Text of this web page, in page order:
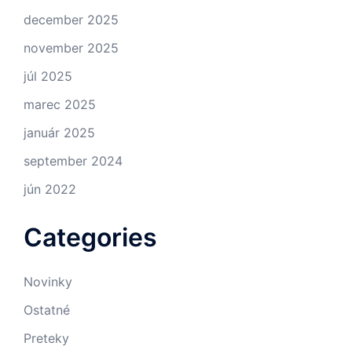
december 2025
november 2025
júl 2025
marec 2025
január 2025
september 2024
jún 2022
Categories
Novinky
Ostatné
Preteky